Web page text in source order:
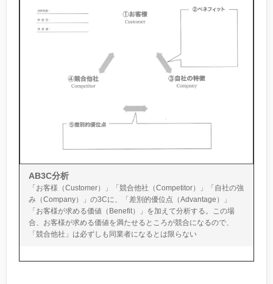
AB3C分析
「お客様（Customer）」「競合他社（Competitor）」「自社の強
み（Company）」の3Cに、「差別的優位点（Advantage）」
「お客様が求める価値（Benefit）」を加えて分析する。この場
合、お客様が求める価値を満たせるところが競合になるので、
「競合他社」は必ずしも同業者になるとは限らない